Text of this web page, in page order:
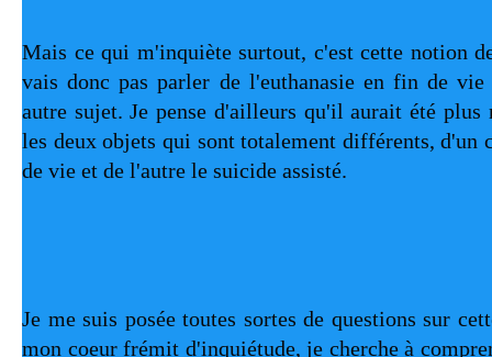
Mais ce qui m'inquiète surtout, c'est cette notion
vais donc pas parler de l'euthanasie en fin de
autre sujet. Je pense d'ailleurs qu'il aurait été plus
les deux objets qui sont totalement différents, d'un
de vie et de l'autre le suicide assisté.
Je me suis posée toutes sortes de questions sur
mon coeur frémit d'inquiétude, je cherche à